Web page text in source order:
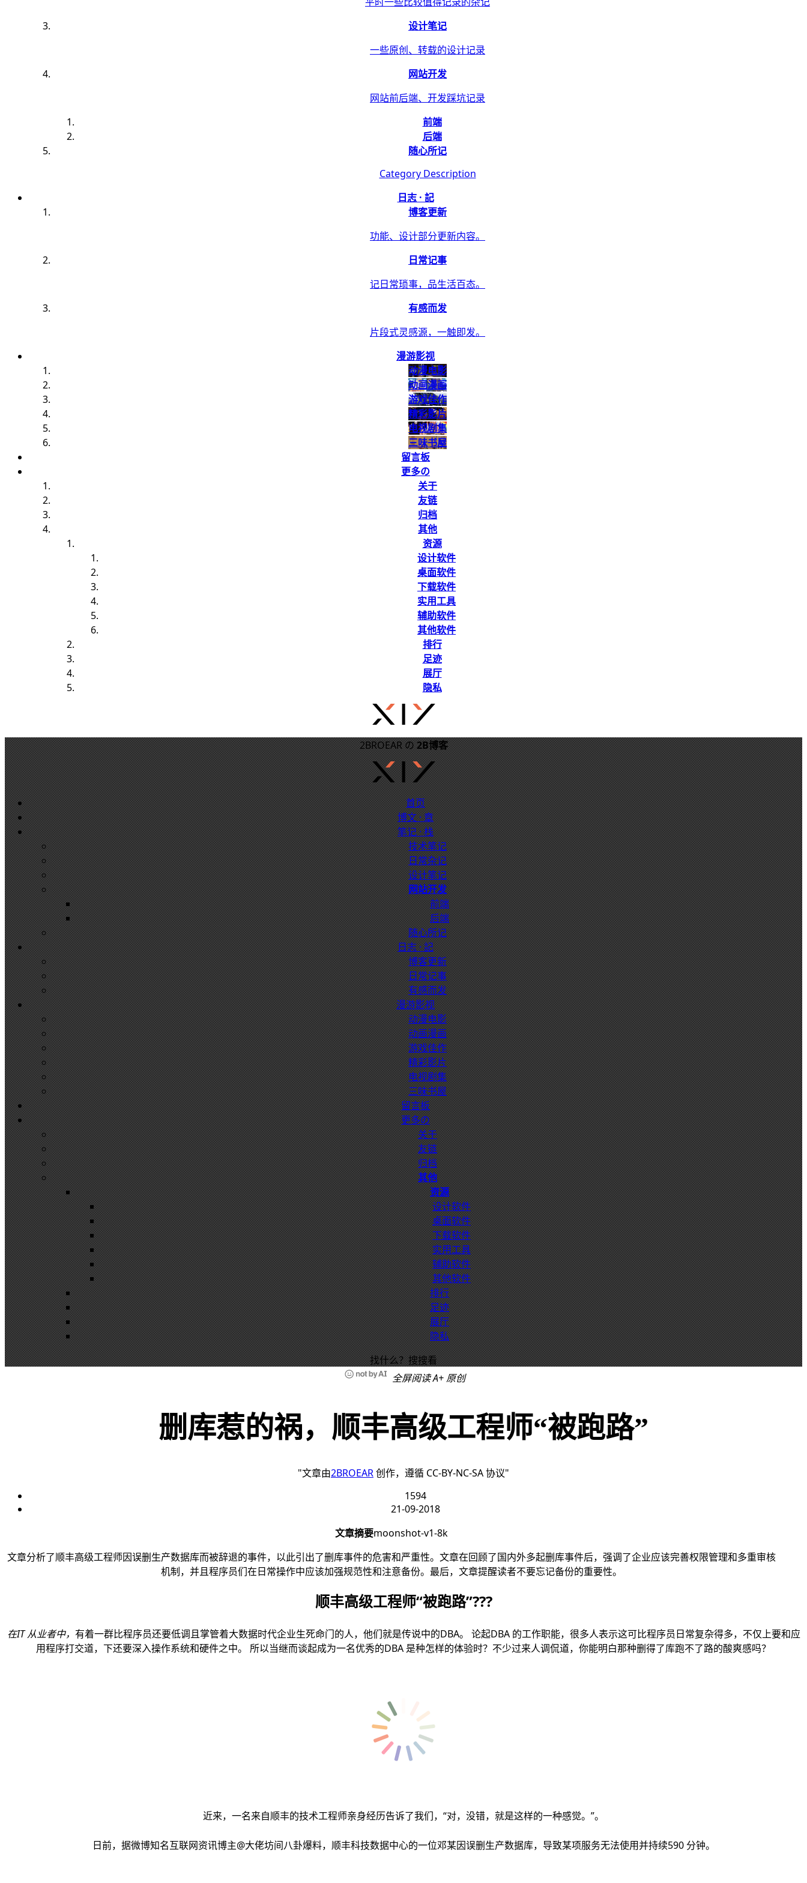
设计笔记
一些原创、转载的设计记录
网站开发
网站前后端、开发踩坑记录
前端
后端
随心所记
Category Description
日志 · 記
博客更新
功能、设计部分更新内容。
日常记事
记日常琐事，品生活百态。
有感而发
片段式灵感源，一触即发。
漫游影视
动漫电影
动画漫画
游戏佳作
精彩影片
电视剧集
三味书屋
留言板
更多の
关于
友链
归档
其他
资源
设计软件
桌面软件
下载软件
实用工具
辅助软件
其他软件
排行
足迹
展厅
隐私
2BROEAR の 2B博客
首页
博文 · 章
笔记 · 栈
技术笔记
日常杂记
设计笔记
网站开发
前端
后端
随心所记
日志 · 記
博客更新
日常记事
有感而发
漫游影视
动漫电影
动画漫画
游戏佳作
精彩影片
电视剧集
三味书屋
留言板
更多の
关于
友链
归档
其他
资源
设计软件
桌面软件
下载软件
实用工具
辅助软件
其他软件
排行
足迹
展厅
隐私
找什么？搜搜看
全屏阅读A+ 原创
删库惹的祸，顺丰高级工程师“被跑路”
文章由2BROEAR创作，遵循 CC-BY-NC-SA 协议
1594
21-09-2018
文章摘要moonshot-v1-8k
文章分析了顺丰高级工程师因误删生产数据库而被辞退的事件，以此引出了删库事件的危害和严重性。文章在回顾了国内外多起删库事件后，强调了企业应该完善权限管理和多重审核
机制，并且程序员们在日常操作中应该加强规范性和注意备份。最后，文章提醒读者不要忘记备份的重要性。
顺丰高级工程师“被跑路”???
在IT 从业者中， 有着一群比程序员还要低调且掌管着大数据时代企业生死命门的人，他们就是传说中的DBA。 论起DBA 的工作职能，很多人表示这可比程序员日常复杂得多，不仅上要和应
用程序打交道，下还要深入操作系统和硬件之中。 所以当继而谈起成为一名优秀的DBA 是种怎样的体验时？不少过来人调侃道，你能明白那种删得了库跑不了路的酸爽感吗？
近来，一名来自顺丰的技术工程师亲身经历告诉了我们，“对，没错，就是这样的一种感觉。”。
日前，据微博知名互联网资讯博主@大佬坊间八卦爆料，顺丰科技数据中心的一位邓某因误删生产数据库，导致某项服务无法使用并持续590 分钟。